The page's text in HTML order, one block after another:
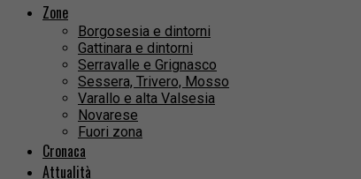
Zone
Borgosesia e dintorni
Gattinara e dintorni
Serravalle e Grignasco
Sessera, Trivero, Mosso
Varallo e alta Valsesia
Novarese
Fuori zona
Cronaca
Attualità